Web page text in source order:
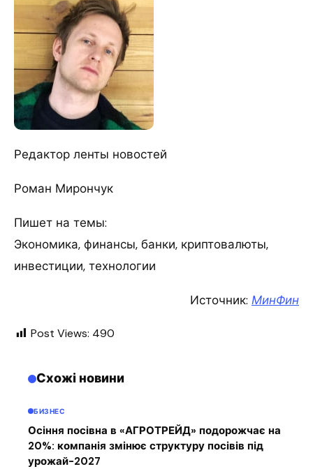
Редактор ленты новостей
Роман Мирончук
Пишет на темы:
Экономика, финансы, банки, криптовалюты,
инвестиции, технологии
Источник: МинФин
Post Views: 490
Схожі новини
БИЗНЕС
Осіння посівна в «АГРОТРЕЙД» подорожчає на
20%: компанія змінює структуру посівів під
урожай-2027